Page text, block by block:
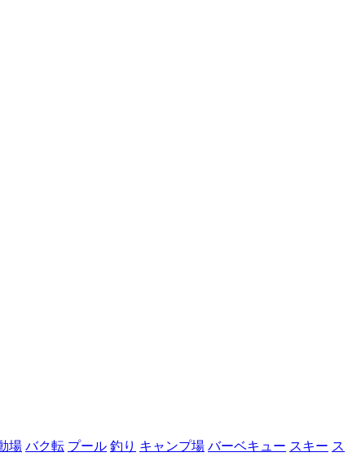
場 バク転 プール 釣り キャンプ場 バーベキュー スキー ス